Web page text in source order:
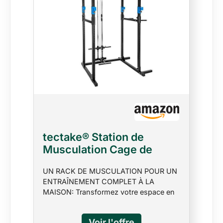
tectake® Station de
Musculation Cage de
de Tractions Barres à dips
emboîtables Appareil pour
muscler Barre Sport
Maison Fitness 136 x
UN RACK DE MUSCULATION POUR UN
ENTRAÎNEMENT COMPLET À LA
MAISON: Transformez votre espace en
musculation polyvalent. Parfait pour